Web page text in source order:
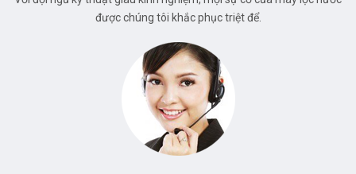
được chúng tôi khắc phục triệt để.